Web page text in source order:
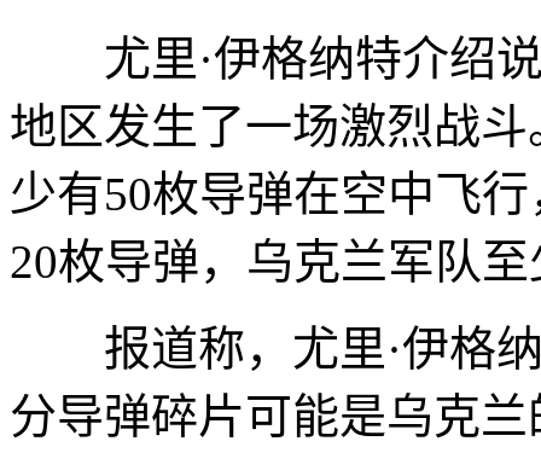
尤里·伊格纳特介绍说
地区发生了一场激烈战
少有50枚导弹在空中飞
20枚导弹，乌克兰军队
报道称，尤里·伊格纳
分导弹碎片可能是乌克兰